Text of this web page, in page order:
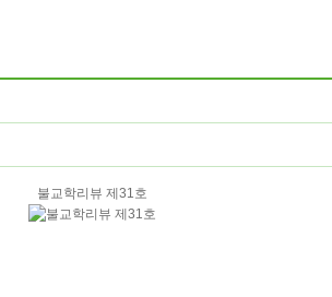
불교학리뷰 제31호